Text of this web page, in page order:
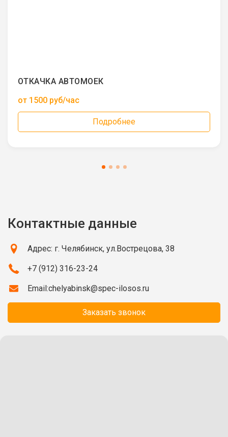
ОТКАЧКА АВТОМОЕК
от 1500 руб/час
Подробнее
Контактные данные
Адрес: г. Челябинск, ул.Вострецова, 38
+7 (912) 316-23-24
Email:chelyabinsk@spec-ilosos.ru
Заказать звонок